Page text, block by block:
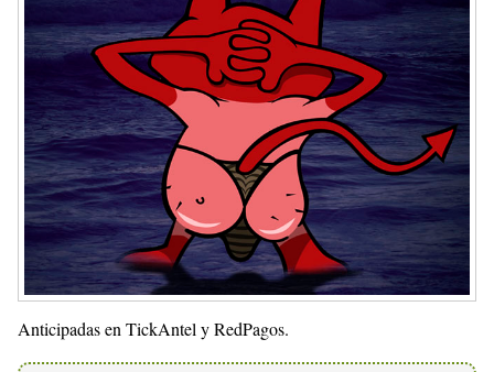
Anticipadas en TickAntel y RedPagos.